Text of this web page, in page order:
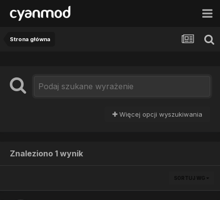
Strona główna
Więcej opcji wyszukiwania
Znaleziono 1 wynik
SORTUJ WG